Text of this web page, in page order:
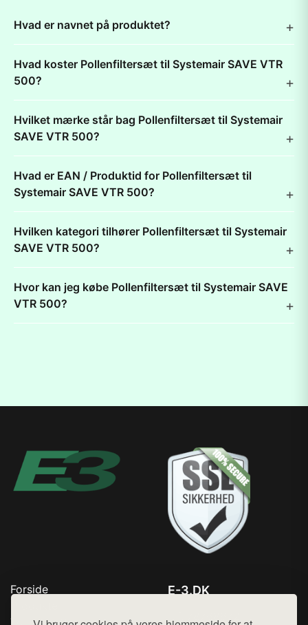
Hvad er navnet på produktet?
Hvad koster Pollenfiltersæt til Systemair SAVE VTR
500?
Hvilket mærke står bag Pollenfiltersæt til Systemair
SAVE VTR 500?
Hvad er EAN / Produktid for Pollenfiltersæt til
Systemair SAVE VTR 500?
Hvilken kategori tilhører Pollenfiltersæt til Systemair
SAVE VTR 500?
Hvor kan jeg købe Pollenfiltersæt til Systemair SAVE
VTR 500?
Forside
E-3.DK